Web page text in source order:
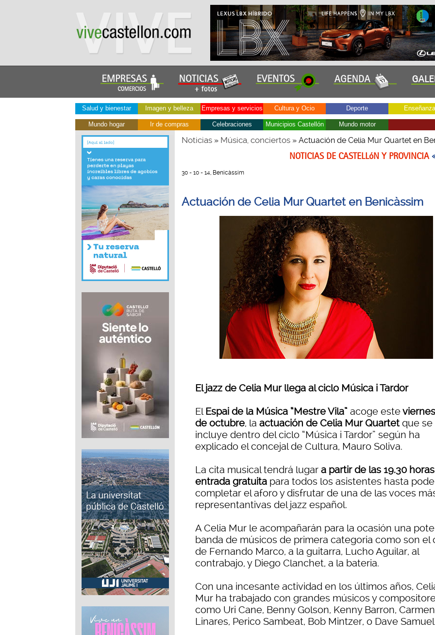
Salud y bienestar Imagen y belleza Empresas y servicios Cultura y Ocio Deporte Enseñanza
Mundo hogar Ir de compras Celebraciones Municipios Castellón Mundo motor
Noticias» Música, conciertos» Actuación de Celia Mur Quartet en
NOTICIAS DE CASTELLóN Y PROVINCIA
30 - 10 - 14, Benicàssim
Actuación de Celia Mur Quartet en Benicàssim
El jazz de Celia Mur llega al ciclo Música i Tardor
ElEspai de la Música “Mestre Vila” acoge este
de octubre, la actuación de Celia Mur Quartetque se
incluye dentro del ciclo “Música i Tardor” según ha
explicado el concejal de Cultura, Mauro Soliva.
La cita musical tendrá lugar a partir de las 19.30
entrada gratuita para todos los asistentes hasta
completar el aforo y disfrutar de una de las voces
representantivas del jazz español.
A Celia Mur le acompañarán para la ocasión una
banda de músicos de primera categoria como son el
de Fernando Marco, a la guitarra, Lucho Aguilar, al
contrabajo, y Diego Clanchet, a la bateria.
Con una incesante actividad en los últimos años,
Mur ha trabajado con grandes músicos y
como Uri Cane, Benny Golson, Kenny Barron, Carmen
Linares, Perico Sambeat, Bob Mintzer, o Dave